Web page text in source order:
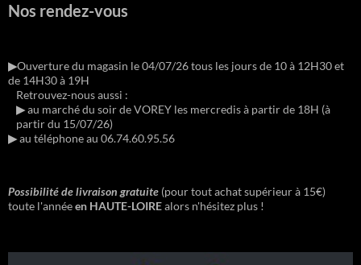
Nos rendez-vous
▶︎Ouverture du magasin le 04/07/26 tous les jours de 10 à 12H30 et
de 14H30 à 19H
Retrouvez-nous aussi :
▶︎au marché du soir de VOREY les mercredis à partir de 18H (à
partir du 15/07/26)
▶︎au téléphone au 06.74.60.95.56
Possibilité de livraison gratuite (pour tout achat supérieur à 15€)
toute l'annéeen HAUTE-LOIREalors n'hésitez plus !